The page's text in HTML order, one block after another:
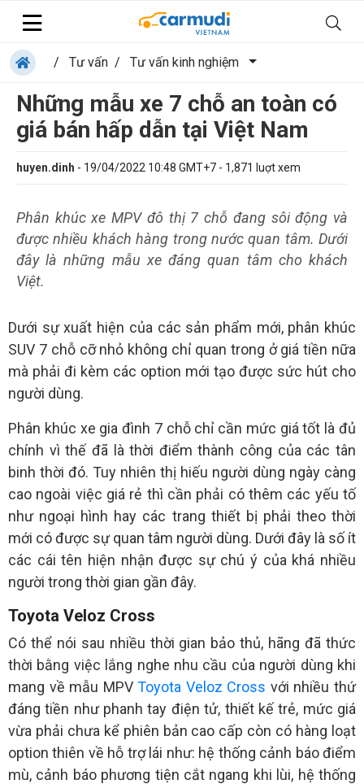
/ Tư vấn / Tư vấn kinh nghiệm
Những mẫu xe 7 chỗ an toàn có
giá bán hấp dẫn tại Việt Nam
huyen.dinh - 19/04/2022 10:48 GMT+7 - 1,871 luợt xem
Phân khúc xe MPV đô thị 7 chỗ đang sôi động và
được nhiều khách hàng trong nước quan tâm. Dưới
đây là những mẫu xe đáng quan tâm cho khách
Việt.
Dưới sự xuất hiện của các sản phẩm mới, phân khúc
SUV 7 chỗ cỡ nhỏ không chỉ quan trong ở giá tiền nữa
mà phải đi kèm các option mới tạo được sức hút cho
người dùng.
Phân khúc xe gia đình 7 chỗ chỉ cần mức giá tốt là đủ
chính vì thế đã là thời điểm thành công của các tân
binh thời đó. Tuy nhiên thị hiếu người dùng ngày càng
cao ngoài việc giá rẻ thì cần phải có thêm các yếu tố
như ngoại hình hay các trang thiết bị phải theo thời
mới có được sự quan tâm người dùng. Dưới đây là số ít
các cái tên hiện nhận được sự chú ý của khá nhiều
người trong thời gian gần đây.
Toyota Veloz Cross
Có thể nói sau nhiều thời gian bảo thủ, hãng đã thức
thời bằng việc lắng nghe nhu cầu của người dùng khi
mang về mẫu MPVToyota Veloz Cross với nhiều thứ
đáng tiền như phanh tay điện tử, thiết kế trẻ, mức giá
vừa phải chưa kể phiên bản cao cấp còn có hàng loạt
option thiên về hỗ trợ lái như: hệ thống cảnh báo điểm
mù, cảnh báo phương tiện cắt ngang khi lùi, hệ thống